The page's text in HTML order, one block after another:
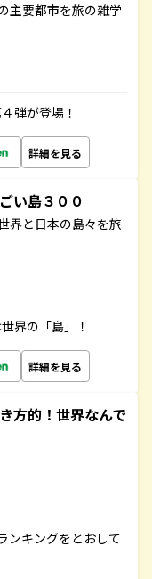
主要都市を旅の雑学
弾が登場！
詳細を見る
い島３００
界と日本の島々を旅
界の「島」！
詳細を見る
方的！世界なんで
ンキングをとおして